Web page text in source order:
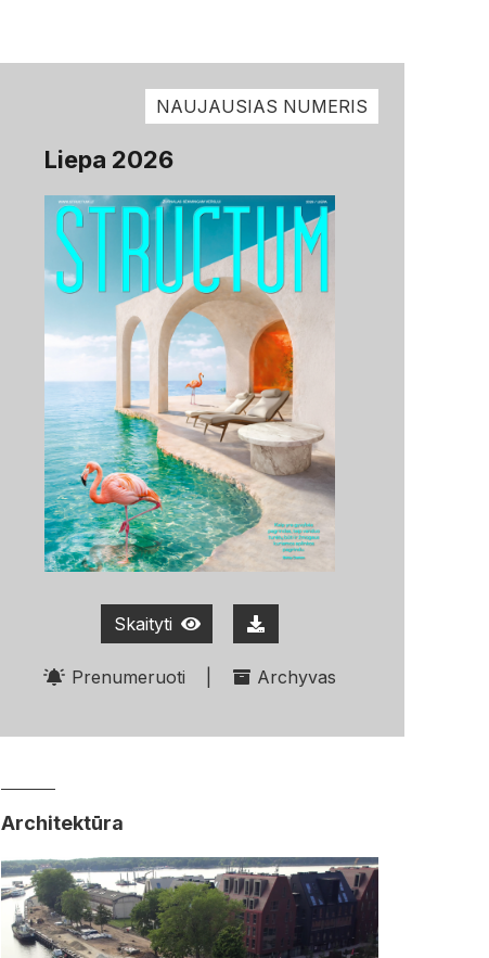
NAUJAUSIAS NUMERIS
Liepa 2026
Skaityti
Prenumeruoti Archyvas
Architektūra